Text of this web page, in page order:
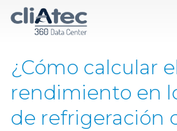
29/02/2016 By
¿Cómo calcular
rendimiento en
de refrigeración